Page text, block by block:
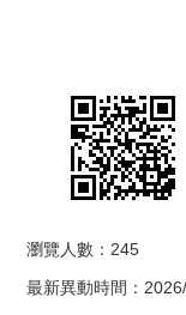
瀏覽人數：245
最新異動時間：